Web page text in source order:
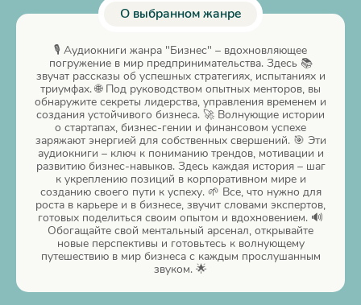
О выбранном жанре
🎙️ Аудиокниги жанра "Бизнес" – вдохновляющее
погружение в мир предпринимательства. Здесь 📚
звучат рассказы об успешных стратегиях, испытаниях и
триумфах. 🌐 Под руководством опытных менторов, вы
обнаружите секреты лидерства, управления временем и
создания устойчивого бизнеса. 🚀 Волнующие истории
о стартапах, бизнес-гении и финансовом успехе
заряжают энергией для собственных свершений. 🎯 Эти
аудиокниги – ключ к пониманию трендов, мотивации и
развитию бизнес-навыков. Здесь каждая история – шаг
к укреплению позиций в корпоративном мире и
созданию своего пути к успеху. 🌱 Все, что нужно для
роста в карьере и в бизнесе, звучит словами экспертов,
готовых поделиться своим опытом и вдохновением. 🔊
Обогащайте свой ментальный арсенал, открывайте
новые перспективы и готовьтесь к волнующему
путешествию в мир бизнеса с каждым прослушанным
звуком. 🌟